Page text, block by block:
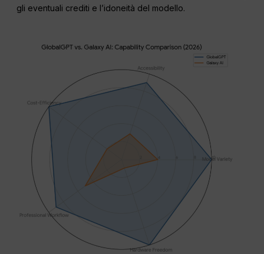
gli eventuali crediti e l’idoneità del modello.